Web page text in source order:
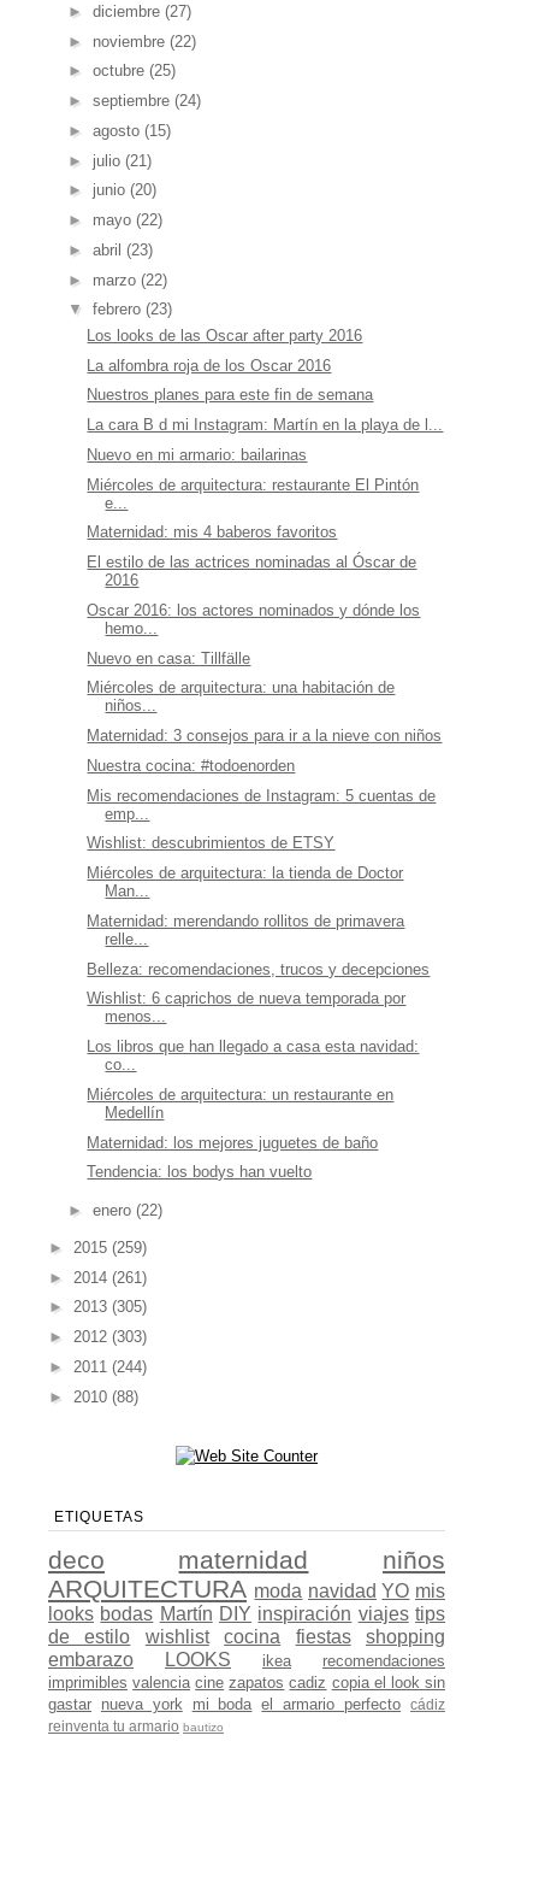
► diciembre (27)
► noviembre (22)
► octubre (25)
► septiembre (24)
► agosto (15)
► julio (21)
► junio (20)
► mayo (22)
► abril (23)
► marzo (22)
▼ febrero (23)
Los looks de las Oscar after party 2016
La alfombra roja de los Oscar 2016
Nuestros planes para este fin de semana
La cara B d mi Instagram: Martín en la playa de l...
Nuevo en mi armario: bailarinas
Miércoles de arquitectura: restaurante El Pintón
e...
Maternidad: mis 4 baberos favoritos
El estilo de las actrices nominadas al Óscar de
2016
Oscar 2016: los actores nominados y dónde los
hemo...
Nuevo en casa: Tillfälle
Miércoles de arquitectura: una habitación de
niños...
Maternidad: 3 consejos para ir a la nieve con niños
Nuestra cocina: #todoenorden
Mis recomendaciones de Instagram: 5 cuentas de
emp...
Wishlist: descubrimientos de ETSY
Miércoles de arquitectura: la tienda de Doctor
Man...
Maternidad: merendando rollitos de primavera
relle...
Belleza: recomendaciones, trucos y decepciones
Wishlist: 6 caprichos de nueva temporada por
menos...
Los libros que han llegado a casa esta navidad:
co...
Miércoles de arquitectura: un restaurante en
Medellín
Maternidad: los mejores juguetes de baño
Tendencia: los bodys han vuelto
► enero (22)
► 2015 (259)
► 2014 (261)
► 2013 (305)
► 2012 (303)
► 2011 (244)
► 2010 (88)
ETIQUETAS
deco maternidad
niños
ARQUITECTURA moda navidad YO mis
looks bodas Martín DIY inspiración viajes tips
de estilo
wishlist cocina fiestas
shopping
embarazo
LOOKS ikea
recomendaciones
imprimibles valencia cine zapatos cadiz copia el look sin
gastar nueva york mi boda el armario perfecto
cádiz
reinventa tu armario bautizo